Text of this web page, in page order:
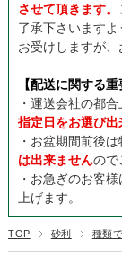
させて頂きます。
了承下さいます
お受けしますが、
【配送に関する重
・運送会社の都合
指定日をお選び出
・お盆期間前後
は出来ませんので
・お急ぎのお客
上げます。
TOP 砂利 種類